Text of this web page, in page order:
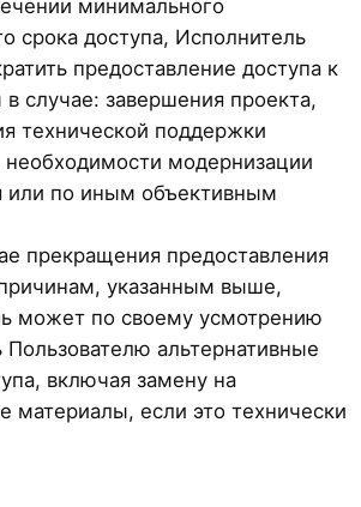
минимального
срока доступа, Исполнитель
предоставление доступа к
случае: завершения проекта,
технической поддержки
модернизации
или по иным объективным
прекращения предоставления
указанным выше,
может по своему усмотрению
альтернативные
включая замену на
материалы, если это технически